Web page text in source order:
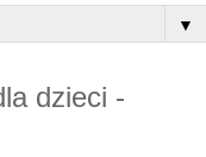
▼
dzieci -